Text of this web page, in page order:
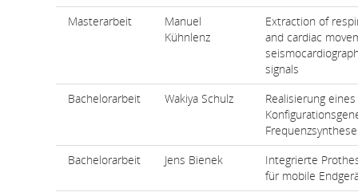
Masterarbeit
Manuel
Kühnlenz
Extraction of
and cardiac
signals
Bachelorarbeit
Wakiya Schulz
Realisierung eines
Bachelorarbeit
Jens Bienek
Integrierte
für mobile